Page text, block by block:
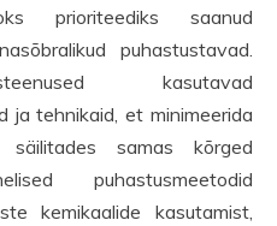
prioriteediks saanud
puhastustavad.
kasutavad
ja tehnikaid, et minimeerida
säilitades samas kõrged
puhastusmeetodid
kemikaalide kasutamist,